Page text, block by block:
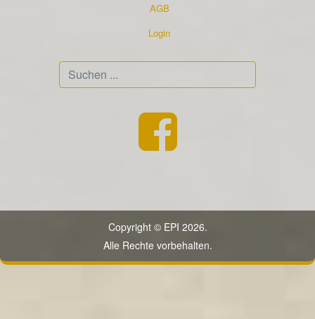
AGB
Login
Copyright © EPI 2026.
Alle Rechte vorbehalten.